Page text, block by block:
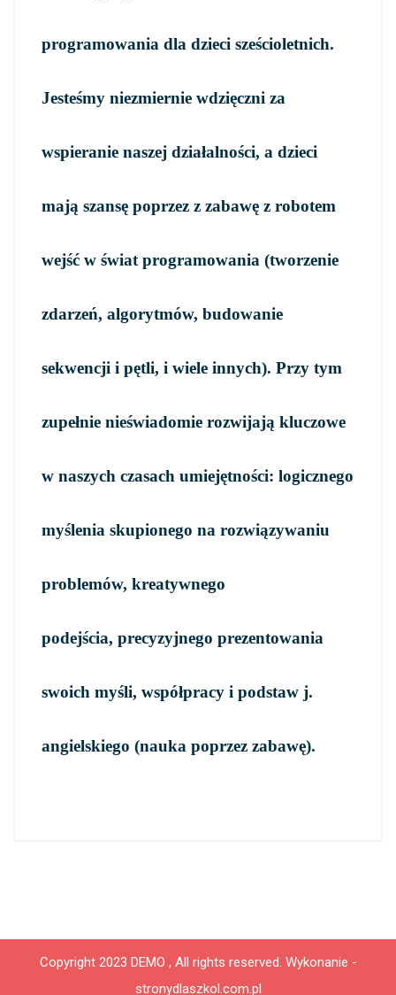
programowania dla dzieci sześcioletnich.
Jesteśmy niezmiernie wdzięczni za
wspieranie naszej działalności, a dzieci
mają szansę poprzez z zabawę z robotem
wejść w świat programowania (tworzenie
zdarzeń, algorytmów, budowanie
sekwencji i pętli, i wiele innych). Przy tym
zupełnie nieświadomie rozwijają kluczowe
w naszych czasach umiejętności: logicznego
myślenia skupionego na rozwiązywaniu
problemów, kreatywnego
podejścia, precyzyjnego prezentowania
swoich myśli, współpracy i podstaw j.
angielskiego (nauka poprzez zabawę).
Copyright 2023 DEMO , All rights reserved. Wykonanie -
stronydlaszkol.com.pl